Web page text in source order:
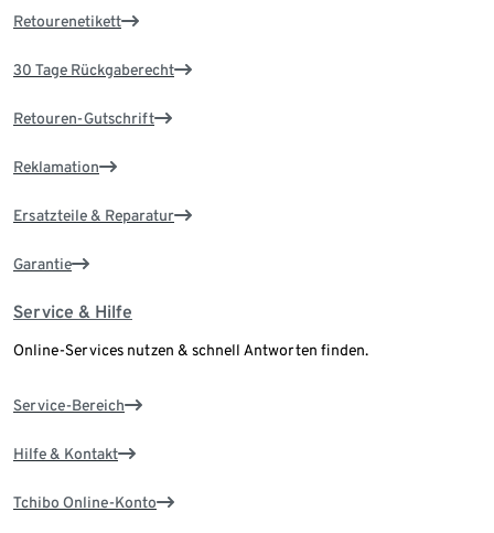
Retourenetikett
30 Tage Rückgaberecht
Retouren-Gutschrift
Reklamation
Ersatzteile & Reparatur
Garantie
Service & Hilfe
Online-Services nutzen & schnell Antworten finden.
Service-Bereich
Hilfe & Kontakt
Tchibo Online-Konto